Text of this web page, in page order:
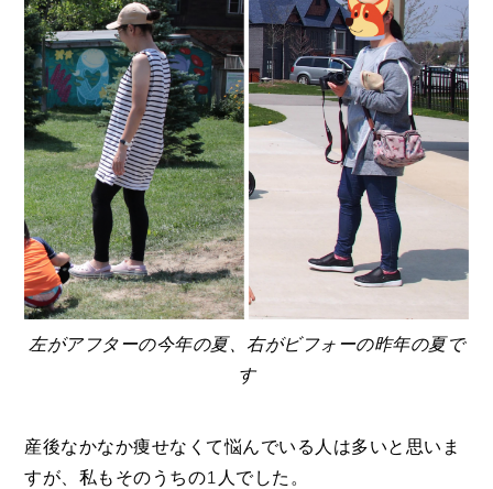
左がアフターの今年の夏、右がビフォーの昨年の夏で
す
産後なかなか痩せなくて悩んでいる人は多いと思いま
すが、私もそのうちの1人でした。